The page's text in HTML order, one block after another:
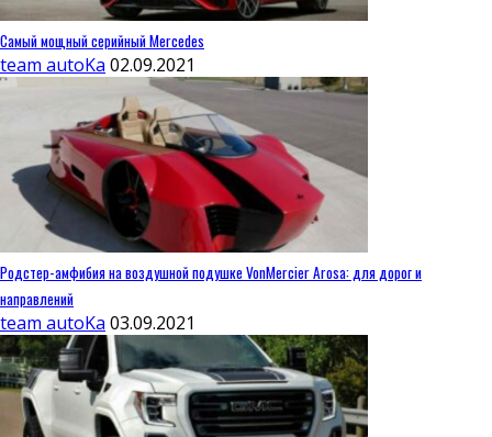
Самый мощный серийный Mercedes
team autoKa 02.09.2021
Родстер-амфибия на воздушной подушке VonMercier Arosa: для дорог и
направлений
team autoKa 03.09.2021